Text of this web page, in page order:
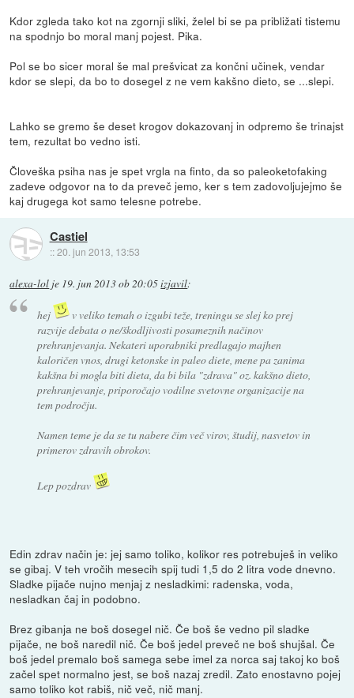
Kdor zgleda tako kot na zgornji sliki, želel bi se pa približati tistemu
na spodnjo bo moral manj pojest. Pika.
Pol se bo sicer moral še mal prešvicat za končni učinek, vendar
kdor se slepi, da bo to dosegel z ne vem kakšno dieto, se ...slepi.
Lahko se gremo še deset krogov dokazovanj in odpremo še trinajst
tem, rezultat bo vedno isti.
Človeška psiha nas je spet vrgla na finto, da so paleoketofaking
zadeve odgovor na to da preveč jemo, ker s tem zadovoljujejmo še
kaj drugega kot samo telesne potrebe.
Castiel
::20. jun 2013, 13:53
alexa-lol je 19. jun 2013 ob 20:05izjavil:
hej
v veliko temah o izgubi teže, treningu se slej ko prej
razvije debata o ne/škodljivosti posameznih načinov
prehranjevanja. Nekateri uporabniki predlagajo majhen
kaloričen vnos, drugi ketonske in paleo diete, mene pa zanima
kakšna bi mogla biti dieta, da bi bila "zdrava" oz. kakšno dieto,
prehranjevanje, priporočajo vodilne svetovne organizacije na
tem področju.
Namen teme je da se tu nabere čim več virov, študij, nasvetov in
primerov zdravih obrokov.
Lep pozdrav
Edin zdrav način je: jej samo toliko, kolikor res potrebuješ in veliko
se gibaj. V teh vročih mesecih spij tudi 1,5 do 2 litra vode dnevno.
Sladke pijače nujno menjaj z nesladkimi: radenska, voda,
nesladkan čaj in podobno.
Brez gibanja ne boš dosegel nič. Če boš še vedno pil sladke
pijače, ne boš naredil nič. Če boš jedel preveč ne boš shujšal. Če
boš jedel premalo boš samega sebe imel za norca saj takoj ko boš
začel spet normalno jest, se boš nazaj zredil. Zato enostavno pojej
samo toliko kot rabiš, nič več, nič manj.